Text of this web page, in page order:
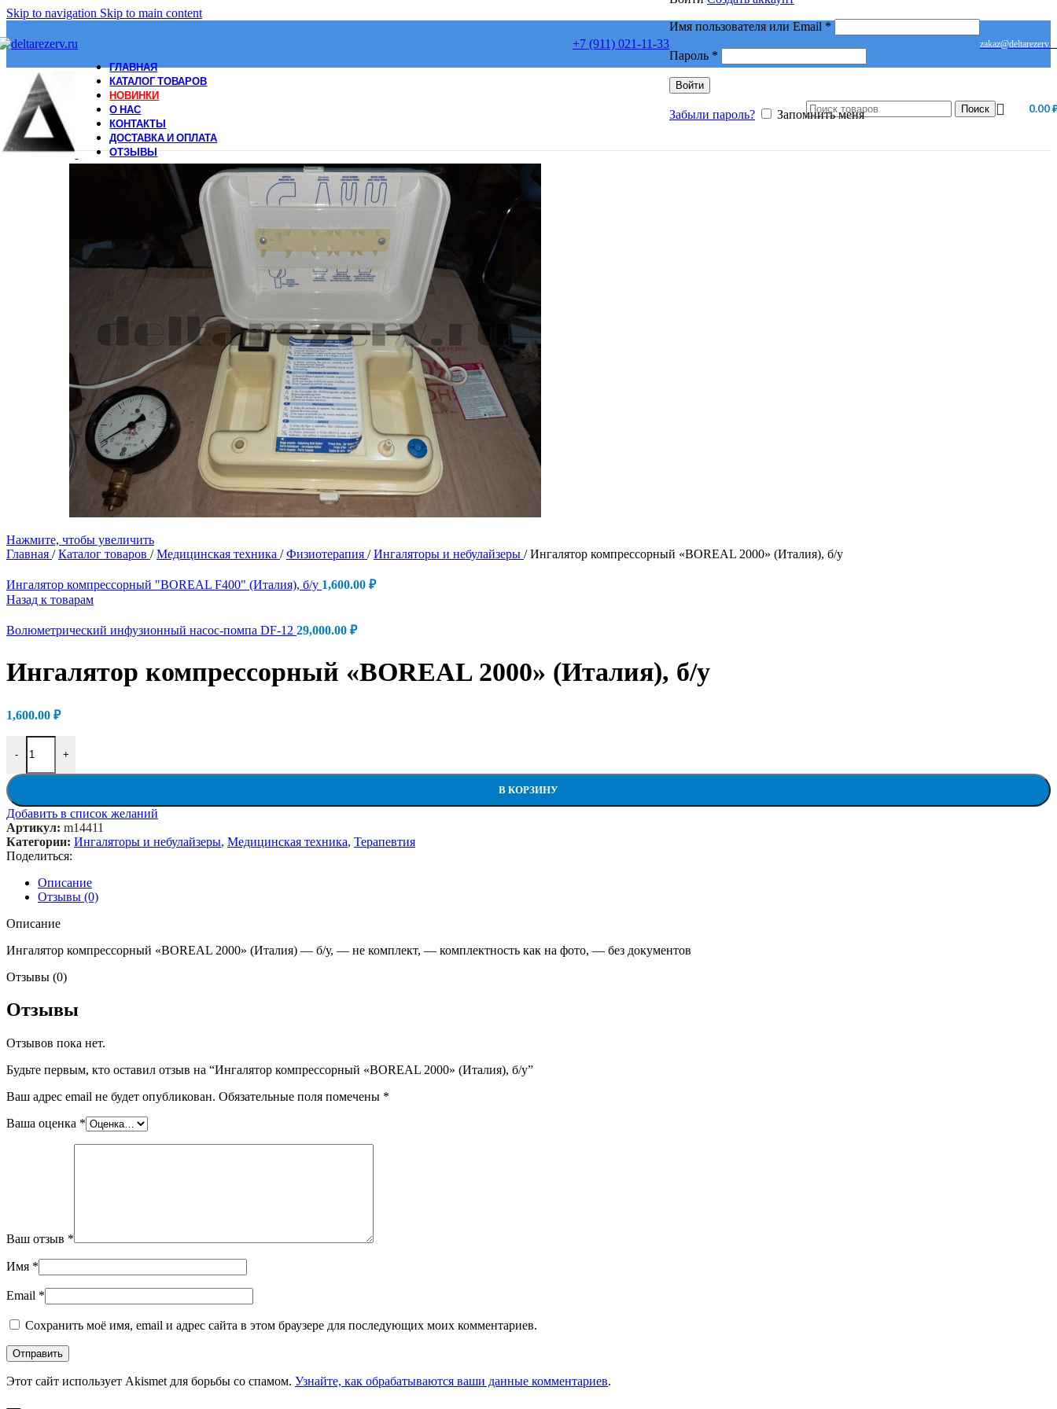
Skip to navigation Skip to main content
+7 (911) 021-11-33
Имя пользователя или Email *Обязательно
Пароль *
Войти
Забыли пароль? Запомнить меня
ГЛАВНАЯ
КАТАЛОГ ТОВАРОВ
НОВИНКИ
О НАС
КОНТАКТЫ
ДОСТАВКА И ОПЛАТА
ОТЗЫВЫ
Поиск 0.00
Нажмите, чтобы увеличить
Главная / Каталог товаров / Медицинская техника / Физиотерапия / Ингаляторы и небулайзеры / Ингалятор компрессорный «BOREAL 2000» (Италия), б/у
Ингалятор компрессорный "BOREAL F400" (Италия), б/у 1,600.00 ₽
Назад к товарам
Волюметрический инфузионный насос-помпа DF-12 29,000.00 ₽
Ингалятор компрессорный «BOREAL 2000» (Италия), б/у
1,600.00 ₽
-
Количество товара Ингалятор компрессорный "BOREAL 2000" (Италия), б/у
+
В КОРЗИНУ
Добавить в список желаний
Артикул: m14411
Категории: Ингаляторы и небулайзеры, Медицинская техника, Терапевтия
Поделиться:
Описание
Отзывы (0)
Описание
Ингалятор компрессорный «BOREAL 2000» (Италия) — б/у, — не комплект, — комплектность как на фото, — без документов
Отзывы (0)
Отзывы
Отзывов пока нет.
Будьте первым, кто оставил отзыв на “Ингалятор компрессорный «BOREAL 2000» (Италия), б/у”
Ваш адрес email не будет опубликован. Обязательные поля помечены *
Ваша оценка *
Ваш отзыв *
Имя *
Email *
Сохранить моё имя, email и адрес сайта в этом браузере для последующих моих комментариев.
Этот сайт использует Akismet для борьбы со спамом. Узнайте, как обрабатываются ваши данные комментариев.